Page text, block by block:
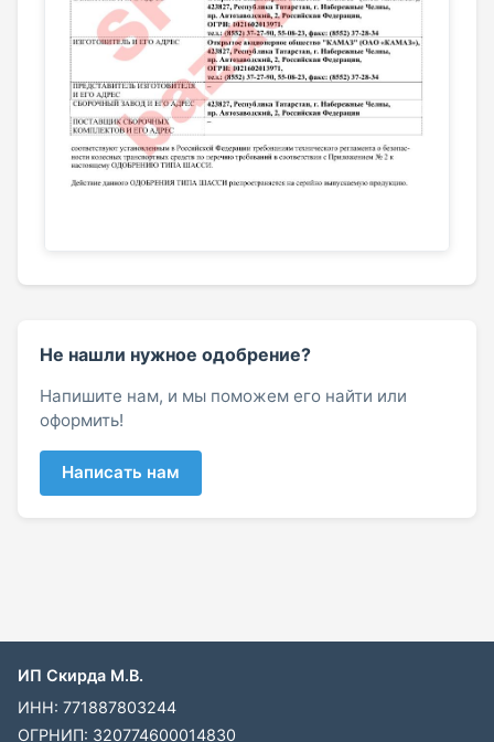
Не нашли нужное одобрение?
Напишите нам, и мы поможем его найти или
оформить!
Написать нам
ИП Скирда М.В.
ИНН: 771887803244
ОГРНИП: 320774600014830